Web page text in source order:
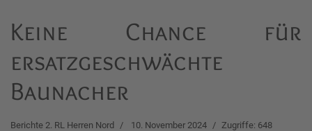
Keine Chance für
ersatzgeschwächte
Baunacher
Berichte 2. RL Herren Nord 10. November 2024 Zugriffe: 648